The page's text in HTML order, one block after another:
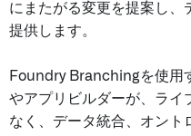
にまたがる変更を提案し、
提供します。
Foundry Branchingを使用
やアプリビルダーが、ライ
なく、データ統合、オン